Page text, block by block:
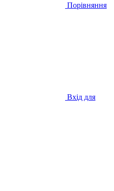
Порівняння
Вхід для